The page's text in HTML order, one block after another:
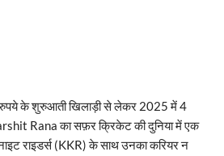
के शुरुआती खिलाड़ी से लेकर 2025 में 4
Rana का सफ़र क्रिकेट की दुनिया में एक
राइडर्स (KKR) के साथ उनका करियर न